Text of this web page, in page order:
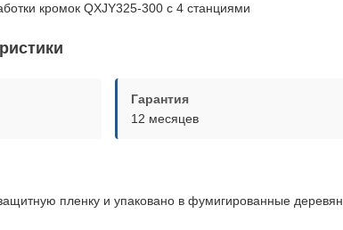
кромок QXJY325-300 с 4 станциями
Гарантия
12 месяцев
пленку и упаковано в фумигированные